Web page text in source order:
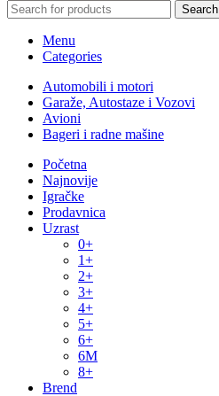
Search
Menu
Categories
Automobili i motori
Garaže, Autostaze i Vozovi
Avioni
Bageri i radne mašine
Početna
Najnovije
Igračke
Prodavnica
Uzrast
0+
1+
2+
3+
4+
5+
6+
6M
8+
Brend